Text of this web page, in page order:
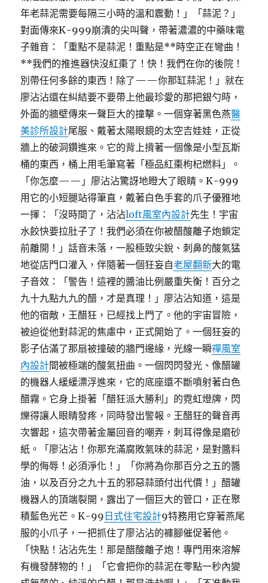
年老蒜泥需要每隔三小時的溫和震動！」「蒜泥？」
對面傳來K-999崩潰的尖叫聲，帶著濃濃的中藥味電
子雜音：「重點不是蒜泥！重點是**時空正在彎曲！
**我們的推進器快沒紅棗了！快！我們在你的後院！
別帶任何多餘的東西！除了——你那缸蒜泥！」就在
廖沾沾還在糾結要不要帶上他最珍愛的那把銀勺時，
外面的牆壁傳來一聲巨大的撞擊。一個穿著黑色燕醫
美診所設計尾服、戴著太陽眼鏡的太空吉娃娃，正從
牆上的破洞鑽進來。它的背上揹著一個像是小型瓦斯
桶的東西，桶上用毛筆寫著「極品紅棗枸杞燃料」。
「你怎麼——」廖沾沾驚訝地瞪大了眼睛。K-999
用它的小短腿站得筆直，戴著白色手套的爪子優雅地
一揮：「沒時間了，沾沾loft風室內設計先生！宇宙
水餃快要拉肚子了！我們必須在你被醋酸離子炮鎖定
前離開！」話音未落，一股極致尖銳、刺鼻的酸氣猛
地從店門口灌入，伴隨著一個狂妄自老屋翻新大的電
子音效：「警告！這裡的醬油比例嚴重失衡！百分之
九十九點九九的醋，才是真理！」廖沾沾知道，這是
他的宿敵，王醋狂，已經找上門了。他的宇宙冒險，
被迫從他對蒜泥的焦慮中，正式開始了。一個狂妄的
影子佔滿了那扇被撞破的牆門邊緣，光線一瞬禪風室
內設計間被極端的酸氣扭曲。一個閃閃發光、像醋罐
的機器人緩緩漂浮進來，它的底座還不斷噴射著白色
醋霧。它身上掛著「醋狂派大勝利」的霓虹燈牌，閃
爍得讓人眼睛發疼，同時發出警報。王醋狂的聲音再
次響起，這次帶著金屬回音的嘲弄，刺耳得像是磨砂
紙。「廖沾沾！你那充滿腐敗氣味的蒜泥，是對醬料
學的侮辱！必須淨化！」「你將為你那百分之五的醬
油，以及百分之九十五的邪惡蒜頭付出代價！」醋罐
機器人的頂端裂開，露出了一個巨大的管口，正在聚
積藍色光芒。K-99 日式住宅設計9特務用它穿著燕尾
服的小爪子，一把抓住了廖沾沾的褲腳催促著他。
「快點！沾沾先生！那是醋酸離子炮！專門用來溶解
有機發酵物的！」「它會把你的蒜泥在零點一秒內變